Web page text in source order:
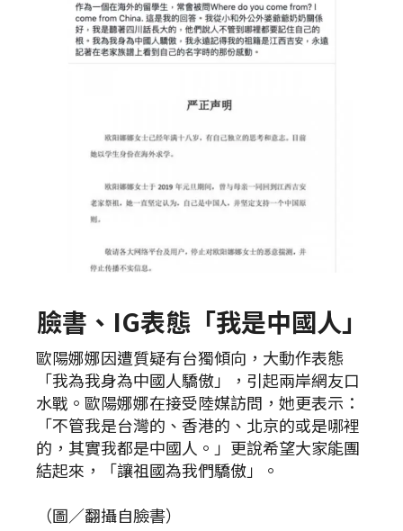
臉書、IG表態「我是中國人」
歐陽娜娜因遭質疑有台獨傾向，大動作表態
「我為我身為中國人驕傲」，引起兩岸網友口
水戰。歐陽娜娜在接受陸媒訪問，她更表示：
「不管我是台灣的、香港的、北京的或是哪裡
的，其實我都是中國人。」更說希望大家能團
結起來，「讓祖國為我們驕傲」。
（圖／翻攝自臉書）